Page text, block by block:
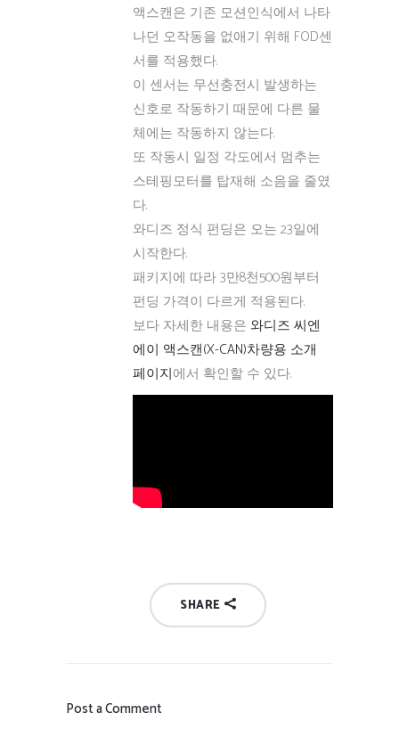
액스캔은 기존 모션인식에서 나타
나던 오작동을 없애기 위해 FOD센
서를 적용했다.
이 센서는 무선충전시 발생하는
신호로 작동하기 때문에 다른 물
체에는 작동하지 않는다.
또 작동시 일정 각도에서 멈추는
스테핑모터를 탑재해 소음을 줄였
다.
와디즈 정식 펀딩은 오는 23일에
시작한다.
패키지에 따라 3만8천500원부터
펀딩 가격이 다르게 적용된다.
보다 자세한 내용은 와디즈 씨엔
에이 액스캔(X-CAN)차량용 소개
페이지에서 확인할 수 있다.
SHARE
Post a Comment